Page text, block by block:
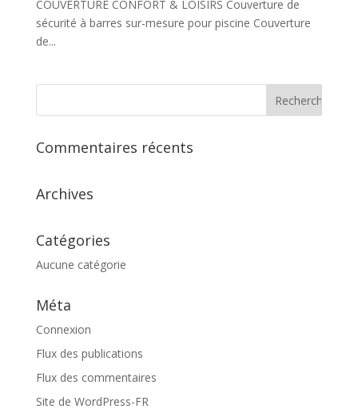
COUVERTURE CONFORT & LOISIRS Couverture de
sécurité à barres sur-mesure pour piscine Couverture
de...
Commentaires récents
Archives
Catégories
Aucune catégorie
Méta
Connexion
Flux des publications
Flux des commentaires
Site de WordPress-FR